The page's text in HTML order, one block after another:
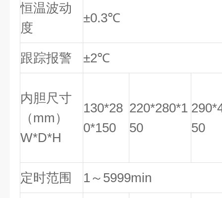
恒温波动
度
±0.3℃
跟踪报警 ±2℃
内胆尺寸
（mm）
W*D*H
130*28
0*150
220*280*1
50
50
定时范围 1～5999min